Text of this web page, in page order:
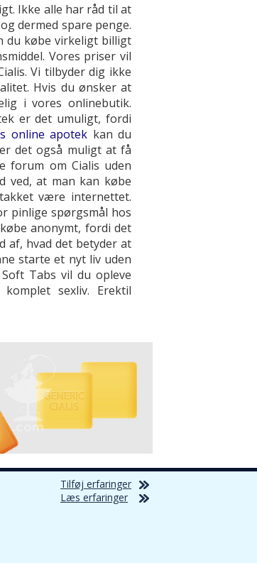
Ikke alle har råd til at
dermed spare penge.
du købe virkeligt billigt
Vores priser vil
Vi tilbyder dig ikke
Hvis du ønsker at
i vores onlinebutik.
er det umuligt, fordi
online apotek kan du
det også muligt at få
forum om Cialis uden
ved, at man kan købe
være internettet.
pinlige spørgsmål hos
anonymt, fordi det
af, hvad det betyder at
starte et nyt liv uden
Tabs vil du opleve
sexliv. Erektil
Tilføj erfaringer
Læs erfaringer